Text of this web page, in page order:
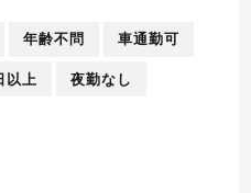
年齢不問 車通勤可
以上 夜勤なし